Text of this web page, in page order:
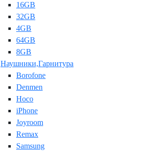
16GB
32GB
4GB
64GB
8GB
Наушники,Гарнитура
Borofone
Denmen
Hoco
iPhone
Joyroom
Remax
Samsung